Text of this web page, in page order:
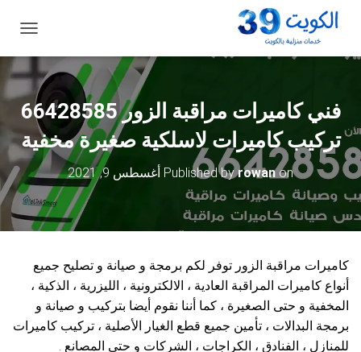
ب
د
ل
ا
ت
ن
ق
ل
فني كاميرات مراقبة الزور 66428585
تركيب كاميرات لاسلكية صغيرة مخفية
Published byrowanon أغسطس 9, 2021
كاميرات مراقبة الزور توفر لكم برمجة و صيانة و تصليح جميع
أنواع كاميرات المراقبة العادية ، الالكترونية ، الليزرية ، الذكية ،
المخفية و حتى الصغيرة ، كما أننا نقوم أيضا بتركيب و صيانة و
برمجة البدالات ، تأمين جميع قطع الغيار الأصلية ، تركيب كاميرات
للمنازل ، الفنادق ، الكراجات ، الشركات و حتى المصانع .